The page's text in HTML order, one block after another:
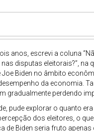
anos, escrevi a coluna
disputas eleitorais?”, na
Biden no âmbito
da economia.
gradualmente perdendo
pude explorar o quanto
dos eleitores, o
de Biden seria fruto